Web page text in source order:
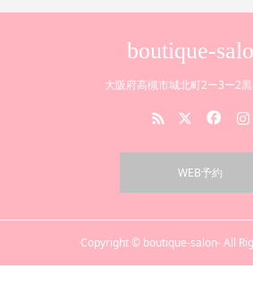
boutique-
大阪府高槻市城北町2ー3ー2
WEB予約
Copyright © boutique-salon- All